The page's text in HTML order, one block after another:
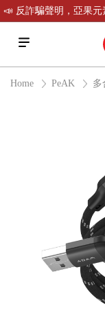
📣 反詐騙聲明，亞果元
可致電(02)-
Home PeAK 多